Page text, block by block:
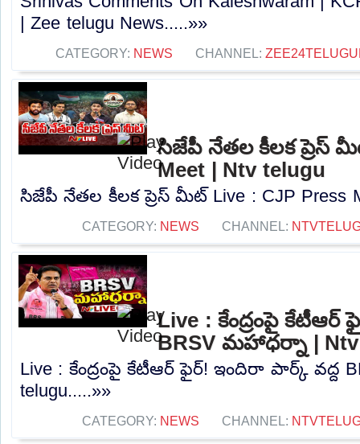
| Zee telugu News.....»»
CATEGORY: NEWS CHANNEL:
సిజేపీ నేతల కీలక ప్రెస్
Meet | Ntv telugu
సిజేపీ నేతల కీలక ప్రెస్ మీట్ Live : CJP Press
CATEGORY: NEWS CHANNEL:
Live : కేంద్రంపై కేటీఆర్
BRSV మహాధర్నా |
Live : కేంద్రంపై కేటీఆర్ ఫైర్! ఇందిరా పార్క్ వద్ద
telugu.....»»
CATEGORY: NEWS CHANNEL: